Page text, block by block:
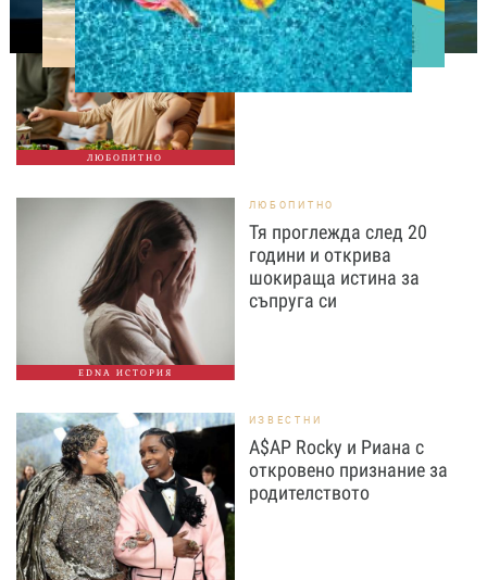
ЛЮБОПИТНО
Тайната на добрата
вечеря не се крие в
сложната рецепта
EDNA ИСТОРИЯ
ЛЮБОПИТНО
Тя проглежда след 20
години и открива
шокираща истина за
съпруга си
ИЗВЕСТНИ
A$AP Rocky и Риана с
откровено признание за
родителството